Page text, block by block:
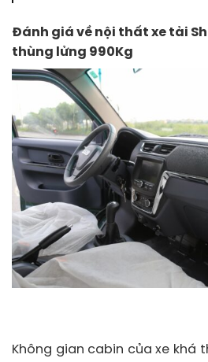
Đánh giá về nội thất xe tải
thùng lửng 990Kg
Không gian cabin của xe khá